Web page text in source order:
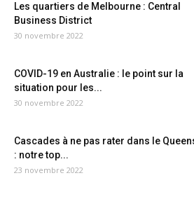
Les quartiers de Melbourne : Central
Business District
30 novembre 2022
COVID-19 en Australie : le point sur la
situation pour les...
30 novembre 2022
Cascades à ne pas rater dans le
: notre top...
23 novembre 2022